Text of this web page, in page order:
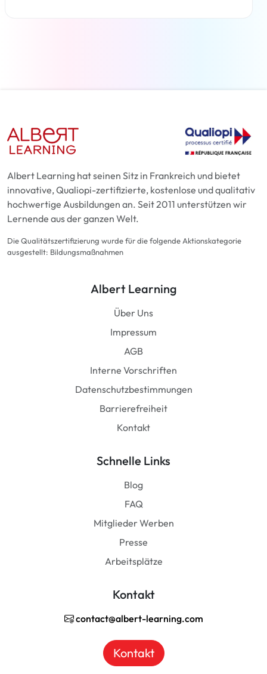
Albert Learning hat seinen Sitz in Frankreich und bietet
innovative, Qualiopi-zertifizierte, kostenlose und qualitativ
hochwertige Ausbildungen an. Seit 2011 unterstützen wir
Lernende aus der ganzen Welt.
Die Qualitätszertifizierung wurde für die folgende Aktionskategorie
ausgestellt: Bildungsmaßnahmen
Albert Learning
Über Uns
Impressum
AGB
Interne Vorschriften
Datenschutzbestimmungen
Barrierefreiheit
Kontakt
Schnelle Links
Blog
FAQ
Mitglieder Werben
Presse
Arbeitsplätze
Kontakt
contact@albert-learning.com
Kontakt